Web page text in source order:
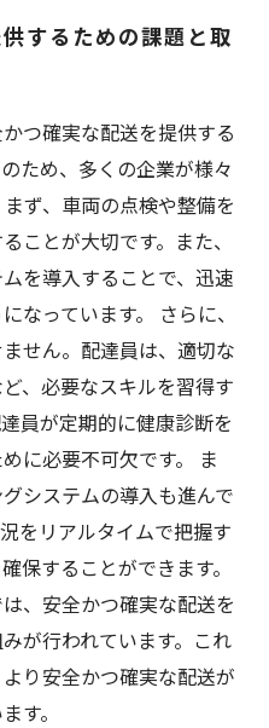
するための課題と取
つ確実な配送を提供する
ため、多くの企業が様々
ず、車両の点検や整備を
ことが大切です。また、
を導入することで、迅速
なっています。 さらに、
せん。配達員は、適切な
、必要なスキルを習得す
員が定期的に健康診断を
に必要不可欠です。 ま
システムの導入も進んで
をリアルタイムで把握す
保することができます。
、安全かつ確実な配送を
が行われています。これ
り安全かつ確実な配送が
す。